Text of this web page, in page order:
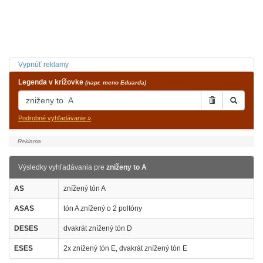
Vypnúť reklamy
Legenda v krížovke (napr. meno Eduarda)
Podrobné vyhľadávanie »
Výsledky vyhľadávania pre zniženy to A
AS znížený tón A
ASAS tón A znížený o 2 poltóny
DESES dvakrát znížený tón D
ESES 2x znížený tón E, dvakrát znížený tón E